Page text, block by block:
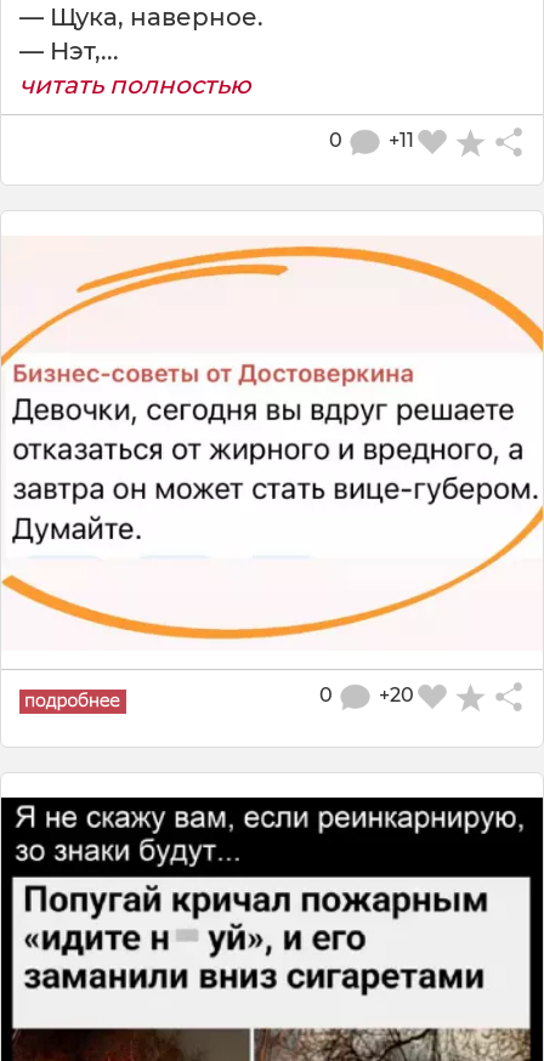
— Щука, наверное.
— Нэт,...
читать полностью
+11
0
+20
0